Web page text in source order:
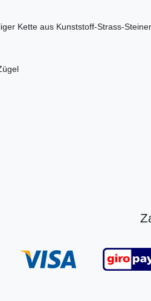
Kette aus Kunststoff-Strass-